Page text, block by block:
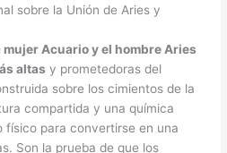
sobre la Unión de Aries y
Acuario y el hombre Aries
altas y prometedoras del
sobre los cimientos de la
compartida y una química
físico para convertirse en una
Son la prueba de que los